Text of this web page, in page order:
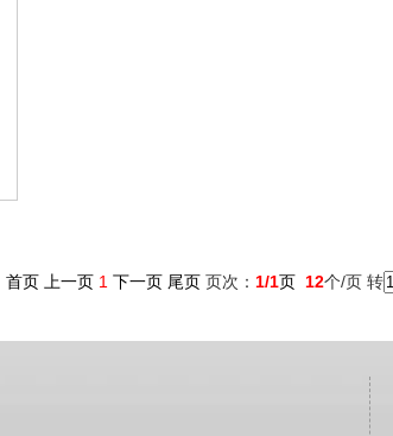
首页 上一页 1 下一页 尾页页次： 1/1页 12个/页 转